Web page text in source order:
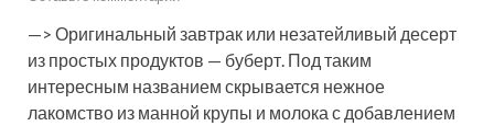
—> Оригинальный завтрак или незатейливый десерт
из простых продуктов — буберт. Под таким
интересным названием скрывается нежное
лакомство из манной крупы и молока с добавлением